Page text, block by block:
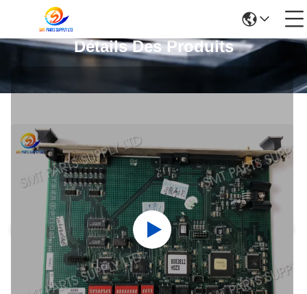
Détails Des Produits